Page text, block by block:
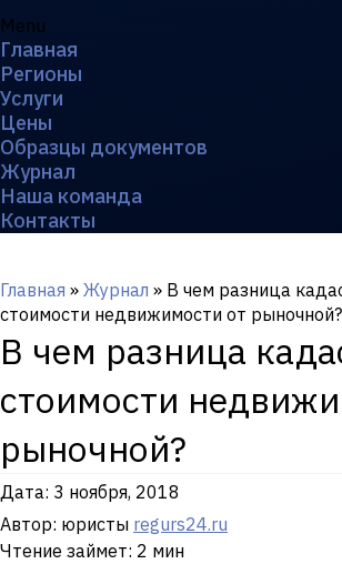
Menu
Главная
Регионы
Услуги
Цены
Образцы документов
Журнал
Наша команда
Контакты
Главная » Журнал » В чем разница
стоимости недвижимости от рыночной?
В чем разница
стоимости
рыночной?
Дата: 3 ноября, 2018
Автор: юристы regurs24.ru
Чтение займет: 2 мин